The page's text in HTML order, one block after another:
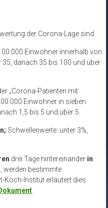
der Corona-Lage sind
Einwohner innerhalb von
35, danach 35 bis 100 und über
„Corona-Patienten mit
Einwohner in sieben
1,5 bis 5 und über 5
Schwellenwerte: unter 3%,
drei Tage hintereinander in
, werden bestimmte
Koch-Institut erläutert dies
.